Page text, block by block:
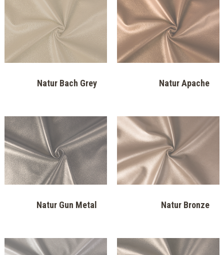
Perfect P 931 Perfect P 932
Perfect P 933 Perfect P 934